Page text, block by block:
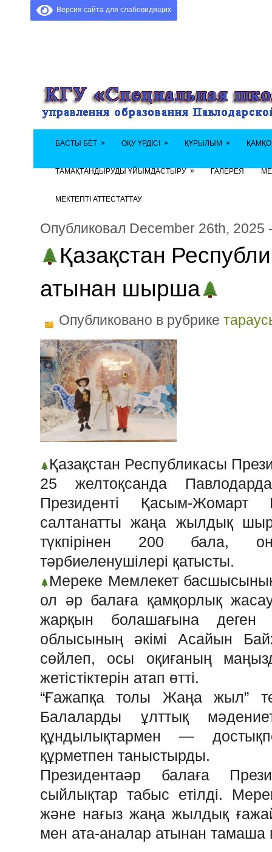
Версия сайта для слабовидящих
БАСТЫ БЕТ » ОҚУ ҮРДІСІ » ҚҰРЫЛЫМ »
ТАМАҚТАНДЫРУДЫ ҰЙЫМДАСТЫРУ » ГАЛЕРЕЯ
МЕКТЕПТІ АТТЕСТАТТАУ
Опубликовал December 26th, 2025
Қазақстан
атынан шырша
Опубликовано в рубрике
Қазақстан Республикасы
25 желтоқсанда
Президенті Қасым-Жомарт
салтанатты жаңа жылдық
түкпірінен 200 бала,
тәрбиеленушілері қатысты.
Мереке Мемлекет
ол әр балаға қамқорлық
жарқын болашағына деген
облысының әкімі Асайын
сөйлеп, осы оқиғаның
жетістіктерін атап өтті.
“Ғажапқа толы Жаңа жыл”
Балаларды ұлттық
құндылықтармен —
құрметпен таныстырды.
Президента️әр балаға
сыйлықтар табыс етілді.
және нағыз жаңа жылдық
мен ата-аналар атынан тамаша